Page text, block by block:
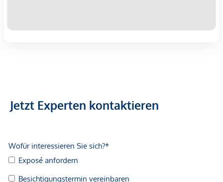
Diese 2-Zimmer Wohnung verfügt über ca. 51 qm, befindet
die Wohnküche betreten. Das Schlafzimmer im Ausmaß von
ca. 15 qm ist ebenso vom Wohnraum aus zu begehen. Vom
Handwaschbecken. Die Raumhöhe beträgt ca. 2,5 m.
Jetzt Experten kontaktieren